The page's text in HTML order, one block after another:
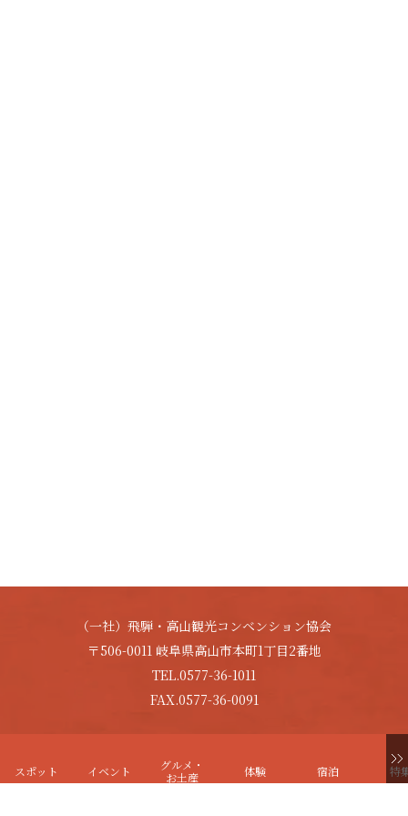
（一社）飛騨・高山観光コンベンション協会
〒506-0011 岐阜県高山市本町1丁目2番地
TEL.0577-36-1011
FAX.0577-36-0091
スポット イベント
グルメ・
お土産
体験 宿泊 特